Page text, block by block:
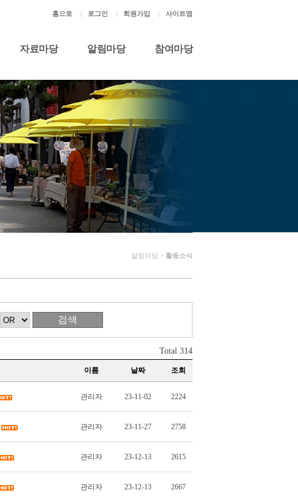
홈으로 | 로그인 | 회원가입 | 사이트맵
자료마당 알림마당 참여마당
알림마당 > 활동소식
검색
Total 314
이름 날짜 조회
관리자 23-11-02 2224
관리자 23-11-27 2758
관리자 23-12-13 2615
관리자 23-12-13 2667